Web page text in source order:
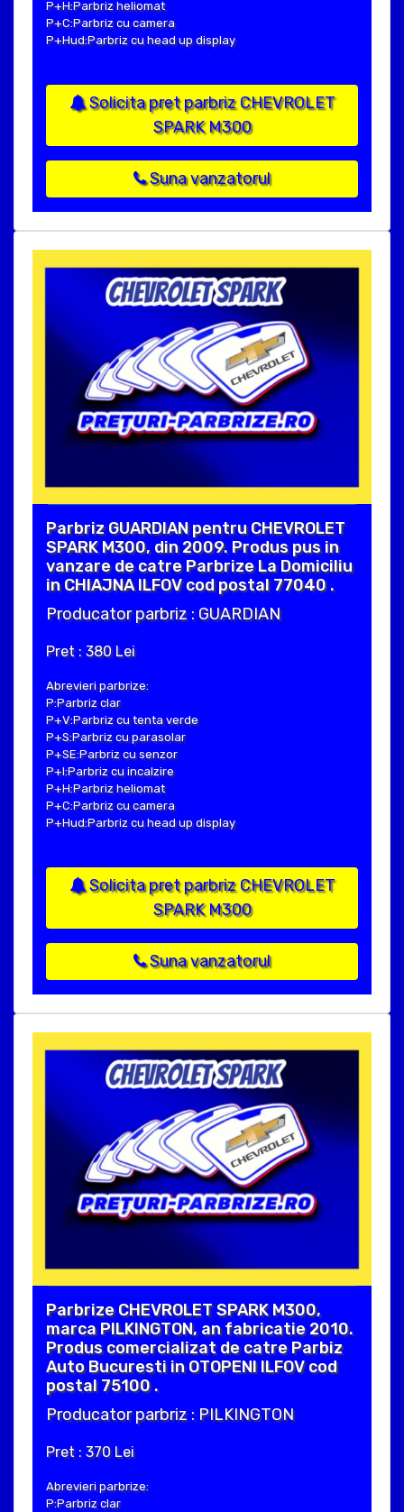
P+H:Parbriz heliomat
P+C:Parbriz cu camera
P+Hud:Parbriz cu head up display
Solicita pret parbriz CHEVROLET
SPARK M300
Suna vanzatorul
Parbriz GUARDIAN pentru CHEVROLET
SPARK M300, din 2009. Produs pus in
vanzare de catre Parbrize La Domiciliu
in CHIAJNA ILFOV cod postal 77040 .
Producator parbriz : GUARDIAN
Pret : 380 Lei
Abrevieri parbrize:
P:Parbriz clar
P+V:Parbriz cu tenta verde
P+S:Parbriz cu parasolar
P+SE:Parbriz cu senzor
P+I:Parbriz cu incalzire
P+H:Parbriz heliomat
P+C:Parbriz cu camera
P+Hud:Parbriz cu head up display
Solicita pret parbriz CHEVROLET
SPARK M300
Suna vanzatorul
Parbrize CHEVROLET SPARK M300,
marca PILKINGTON, an fabricatie 2010.
Produs comercializat de catre Parbiz
Auto Bucuresti in OTOPENI ILFOV cod
postal 75100 .
Producator parbriz : PILKINGTON
Pret : 370 Lei
Abrevieri parbrize:
P:Parbriz clar